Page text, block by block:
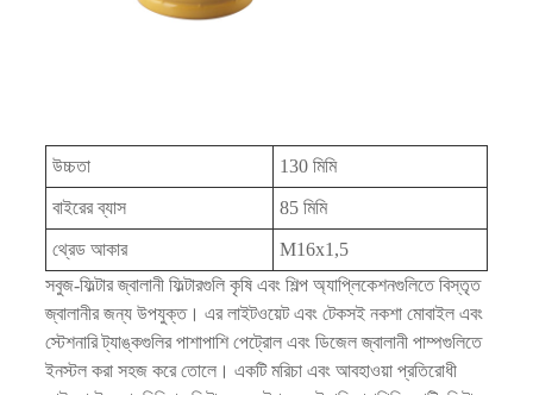
উচ্চতা 130 মিমি
বাইরের ব্যাস 85 মিমি
থ্রেড আকার
M16x1,5
সবুজ-ফিল্টার জ্বালানী ফিল্টারগুলি কৃষি এবং শিল্প অ্যাপ্লিকেশনগুলিতে বিস্তৃত
জ্বালানীর জন্য উপযুক্ত। এর লাইটওয়েট এবং টেকসই নকশা মোবাইল এবং
স্টেশনারি ট্যাঙ্কগুলির পাশাপাশি পেট্রোল এবং ডিজেল জ্বালানী পাম্পগুলিতে
ইনস্টল করা সহজ করে তোলে। একটি মরিচা এবং আবহাওয়া প্রতিরোধী